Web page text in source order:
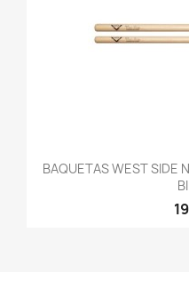
BAQUETAS WEST SIDE